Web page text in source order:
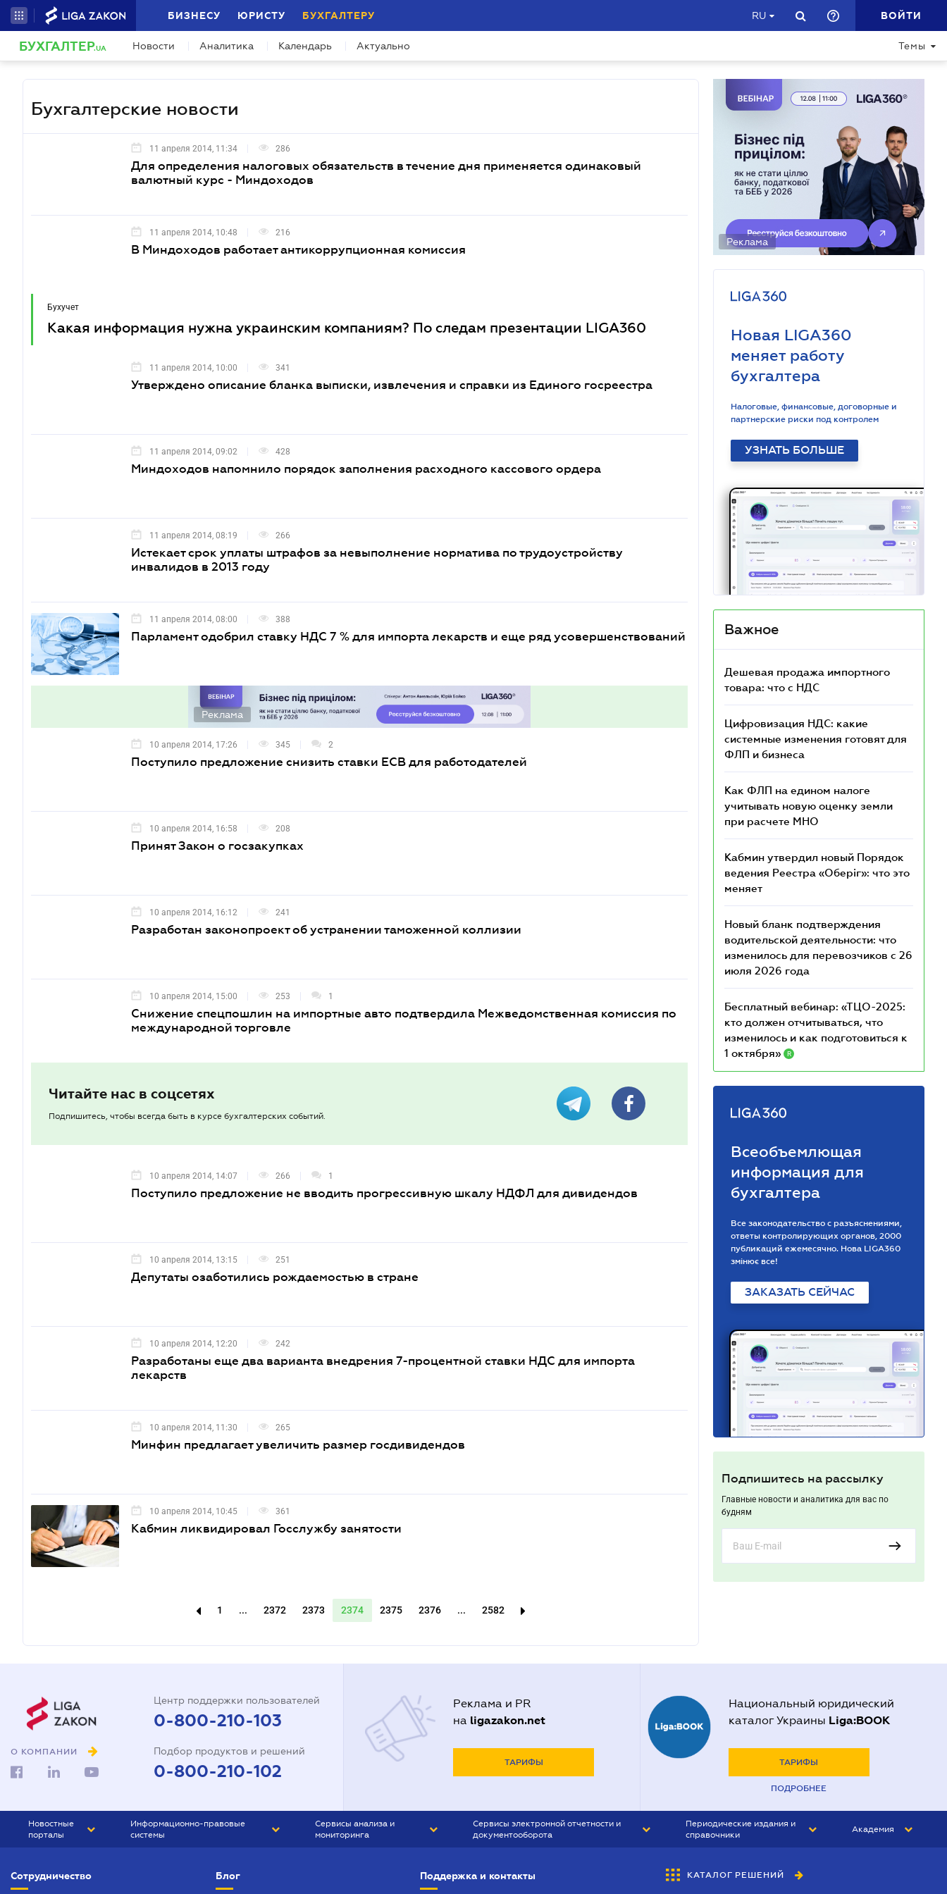
БИЗНЕСУ ЮРИСТУ БУХГАЛТЕРУ RU ВОЙТИ
БУХГАЛТЕР.UA Новости Аналитика Календарь Актуально Темы
Бухгалтерские новости
11 апреля 2014, 11:34 286
Для определения налоговых обязательств в течение дня применяется одинаковый
валютный курс - Миндоходов
11 апреля 2014, 10:48 216
В Миндоходов работает антикоррупционная комиссия
Бухучет
Какая информация нужна украинским компаниям? По следам презентации LIGA360
11 апреля 2014, 10:00 341
Утверждено описание бланка выписки, извлечения и справки из Единого госреестра
11 апреля 2014, 09:02 428
Миндоходов напомнило порядок заполнения расходного кассового ордера
11 апреля 2014, 08:19 266
Истекает срок уплаты штрафов за невыполнение норматива по трудоустройству
инвалидов в 2013 году
11 апреля 2014, 08:00 388
Парламент одобрил ставку НДС 7 % для импорта лекарств и еще ряд усовершенствований
Реклама
10 апреля 2014, 17:26 345 2
Поступило предложение снизить ставки ЕСВ для работодателей
10 апреля 2014, 16:58 208
Принят Закон о госзакупках
10 апреля 2014, 16:12 241
Разработан законопроект об устранении таможенной коллизии
10 апреля 2014, 15:00 253 1
Снижение спецпошлин на импортные авто подтвердила Межведомственная комиссия по
международной торговле
Читайте нас в соцсетях
Подпишитесь, чтобы всегда быть в курсе бухгалтерских событий.
10 апреля 2014, 14:07 266 1
Поступило предложение не вводить прогрессивную шкалу НДФЛ для дивидендов
10 апреля 2014, 13:15 251
Депутаты озаботились рождаемостью в стране
10 апреля 2014, 12:20 242
Разработаны еще два варианта внедрения 7-процентной ставки НДС для импорта
лекарств
10 апреля 2014, 11:30 265
Минфин предлагает увеличить размер госдивидендов
10 апреля 2014, 10:45 361
Кабмин ликвидировал Госслужбу занятости
1 ... 2372 2373 2374 2375 2376 ... 2582
Реклама
Новая LIGA360
меняет работу
бухгалтера
Налоговые, финансовые, договорные и
партнерские риски под контролем
УЗНАТЬ БОЛЬШЕ
Важное
Дешевая продажа импортного
товара: что c НДС
Цифровизация НДС: какие
системные изменения готовят для
ФЛП и бизнеса
Как ФЛП на едином налоге
учитывать новую оценку земли
при расчете МНО
Кабмин утвердил новый Порядок
ведения Реестра «Оберіг»: что это
меняет
Новый бланк подтверждения
водительской деятельности: что
изменилось для перевозчиков с 26
июля 2026 года
Бесплатный вебинар: «ТЦО-2025:
кто должен отчитываться, что
изменилось и как подготовиться к
1 октября»
R
Всеобъемлющая
информация для
бухгалтера
Все законодательство с разъяснениями,
ответы контролирующих органов, 2000
публикаций ежемесячно. Нова LIGA360
змінює все!
ЗАКАЗАТЬ СЕЙЧАС
Подпишитесь на рассылку
Главные новости и аналитика для вас по
будням
О КОМПАНИИ
Центр поддержки пользователей
0-800-210-103
Подбор продуктов и решений
0-800-210-102
Реклама и PR
на ligazakon.net
ТАРИФЫ
Национальный юридический
каталог Украины Liga:BOOK
ТАРИФЫ
ПОДРОБНЕЕ
Новостные
порталы
БИЗНЕС
Информационно-правовые
системы
Сервисы анализа и
мониторинга
Сервисы электронной отчетности и
документооборота
Периодические издания и
справочники
БУХГАЛТЕР&ЗАКОН
Академия
Сотрудничество Блог Поддержка и контакты КАТАЛОГ РЕШЕНИЙ